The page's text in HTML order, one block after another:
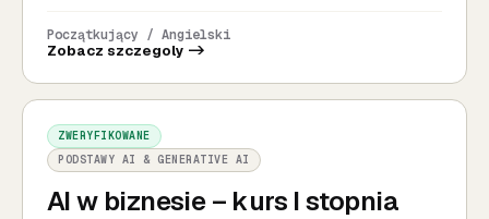
Początkujący / Angielski
Zobacz szczegoly ->
ZWERYFIKOWANE
PODSTAWY AI & GENERATIVE AI
AI w biznesie – kurs I stopnia